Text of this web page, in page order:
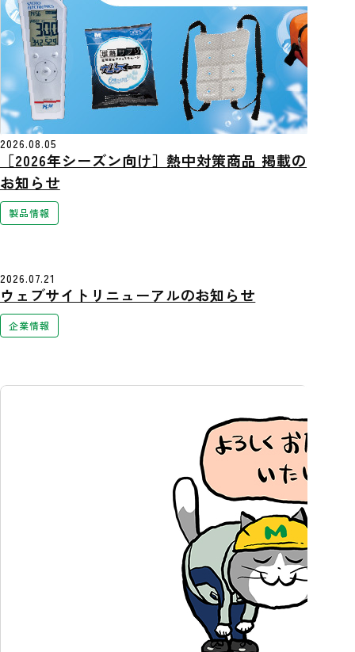
2026.08.05
［2026年シーズン向け］熱中対策商品 掲載の
お知らせ
製品情報
2026.07.21
ウェブサイトリニューアルのお知らせ
企業情報